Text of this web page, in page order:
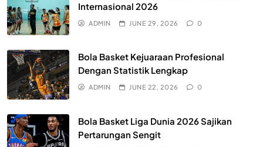
Internasional 2026
ADMIN JUNE 29, 2026 0
Bola Basket Kejuaraan Profesional
Dengan Statistik Lengkap
ADMIN JUNE 22, 2026 0
Bola Basket Liga Dunia 2026 Sajikan
Pertarungan Sengit